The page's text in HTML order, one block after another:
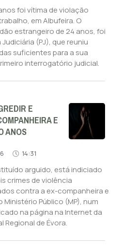
foi vítima de violação
em Albufeira. O
estrangeiro de 24 anos, foi
(PJ), que reuniu
suficientes para a sua
interrogatório judicial.
E
E
ANOS
14:31
arguido, está indiciado
crimes de violência
contra a ex-companheira e
Público (MP), num
na página na Internet da
Regional de Évora.